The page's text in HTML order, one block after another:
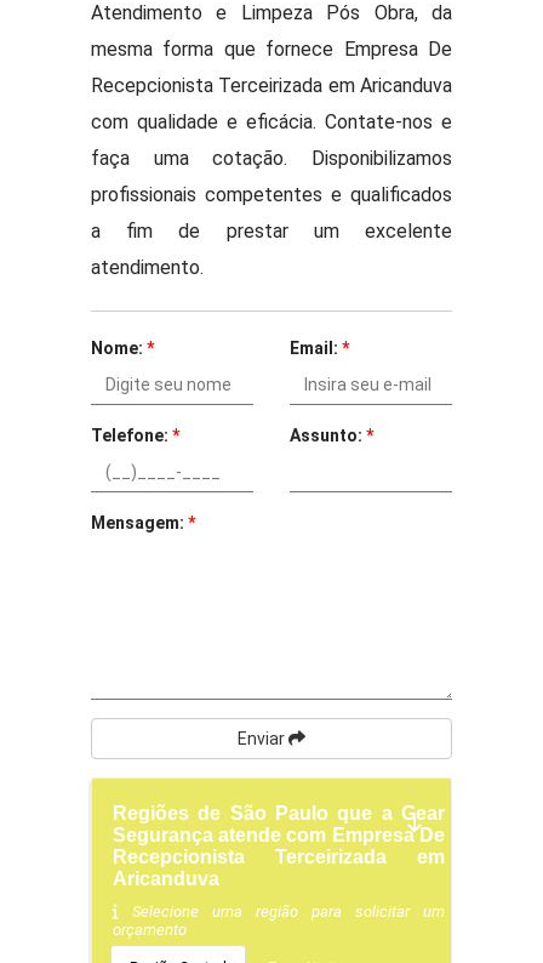
Atendimento e Limpeza Pós Obra, da
mesma forma que fornece Empresa De
Recepcionista Terceirizada em Aricanduva
com qualidade e eficácia. Contate-nos e
faça uma cotação. Disponibilizamos
profissionais competentes e qualificados
a fim de prestar um excelente
atendimento.
Nome: * Email: *
Telefone: * Assunto: *
Mensagem: *
Enviar
Regiões de São Paulo que a Gear
Segurança atende com Empresa De
Recepcionista Terceirizada em
Aricanduva
Selecione uma região para solicitar um
orçamento